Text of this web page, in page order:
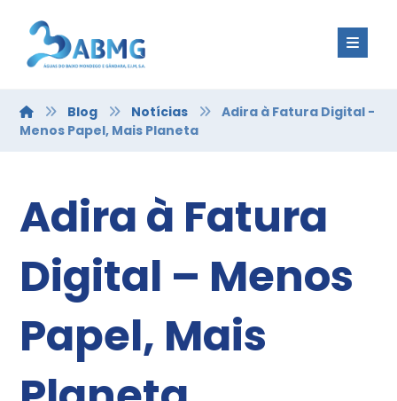
Blog Notícias
Adira à Fatura Digital -
Menos Papel, Mais Planeta
Adira à Fatura
Digital – Menos
Papel, Mais